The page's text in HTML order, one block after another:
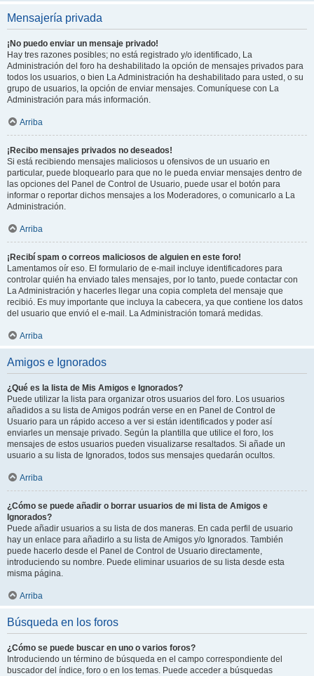
Mensajería privada
¡No puedo enviar un mensaje privado!
Hay tres razones posibles; no está registrado y/o identificado, La
Administración del foro ha deshabilitado la opción de mensajes privados para
todos los usuarios, o bien La Administración ha deshabilitado para usted, o su
grupo de usuarios, la opción de enviar mensajes. Comuníquese con La
Administración para más información.
Arriba
¡Recibo mensajes privados no deseados!
Si está recibiendo mensajes maliciosos u ofensivos de un usuario en
particular, puede bloquearlo para que no le pueda enviar mensajes dentro de
las opciones del Panel de Control de Usuario, puede usar el botón para
informar o reportar dichos mensajes a los Moderadores, o comunicarlo a La
Administración.
Arriba
¡Recibí spam o correos maliciosos de alguien en este foro!
Lamentamos oír eso. El formulario de e-mail incluye identificadores para
controlar quién ha enviado tales mensajes, por lo tanto, puede contactar con
La Administración y hacerles llegar una copia completa del mensaje que
recibió. Es muy importante que incluya la cabecera, ya que contiene los datos
del usuario que envió el e-mail. La Administración tomará medidas.
Arriba
Amigos e Ignorados
¿Qué es la lista de Mis Amigos e Ignorados?
Puede utilizar la lista para organizar otros usuarios del foro. Los usuarios
añadidos a su lista de Amigos podrán verse en en Panel de Control de
Usuario para un rápido acceso a ver si están identificados y poder así
enviarles un mensaje privado. Según la plantilla que utilice el foro, los
mensajes de estos usuarios pueden visualizarse resaltados. Si añade un
usuario a su lista de Ignorados, todos sus mensajes quedarán ocultos.
Arriba
¿Cómo se puede añadir o borrar usuarios de mi lista de Amigos e
Ignorados?
Puede añadir usuarios a su lista de dos maneras. En cada perfil de usuario
hay un enlace para añadirlo a su lista de Amigos y/o Ignorados. También
puede hacerlo desde el Panel de Control de Usuario directamente,
introduciendo su nombre. Puede eliminar usuarios de su lista desde esta
misma página.
Arriba
Búsqueda en los foros
¿Cómo se puede buscar en uno o varios foros?
Introduciendo un término de búsqueda en el campo correspondiente del
buscador del índice, foro o en los temas. Puede acceder a búsquedas